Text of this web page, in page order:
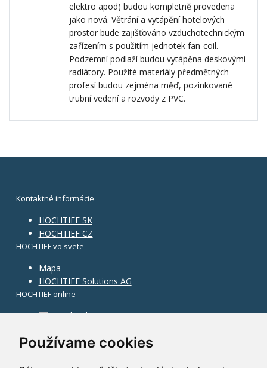
Používame cookies
elektro apod) budou kompletně provedena
jako nová. Větrání a vytápění hotelových
prostor bude zajišťováno vzduchotechnickým
zařízením s použitím jednotek fan-coil.
Podzemní podlaží budou vytápěna deskovými
radiátory. Použité materiály předmětných
profesí budou zejména měď, pozinkované
trubní vedení a rozvody z PVC.
Kontaktné informácie
HOCHTIEF SK
HOCHTIEF CZ
HOCHTIEF vo svete
Mapa
HOCHTIEF Solutions AG
HOCHTIEF online
Facebook